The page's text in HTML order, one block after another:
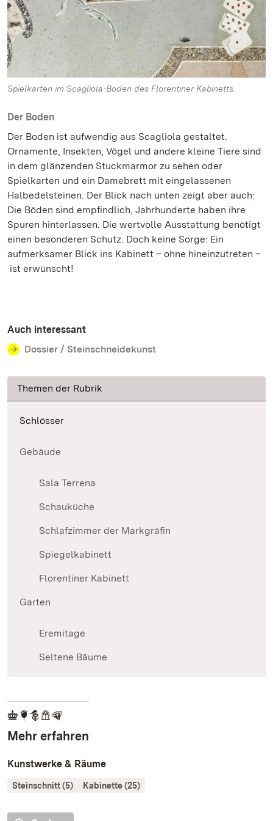
Spielkarten im Scagliola-Boden des Florentiner Kabinetts.
Der Boden
Der Boden ist aufwendig aus Scagliola gestaltet.
Ornamente, Insekten, Vögel und andere kleine Tiere sind
in dem glänzenden Stuckmarmor zu sehen oder
Spielkarten und ein Damebrett mit eingelassenen
Halbedelsteinen. Der Blick nach unten zeigt aber auch:
Die Böden sind empfindlich, Jahrhunderte haben ihre
Spuren hinterlassen. Die wertvolle Ausstattung benötigt
einen besonderen Schutz. Doch keine Sorge: Ein
aufmerksamer Blick ins Kabinett – ohne hineinzutreten –
ist erwünscht!
Auch interessant
Dossier / Steinschneidekunst
Themen der Rubrik
Schlösser
Gebäude
Sala Terrena
Schauküche
Schlafzimmer der Markgräfin
Spiegelkabinett
Florentiner Kabinett
Garten
Eremitage
Seltene Bäume
Mehr erfahren
Kunstwerke & Räume
Steinschnitt (5) Kabinette (25)